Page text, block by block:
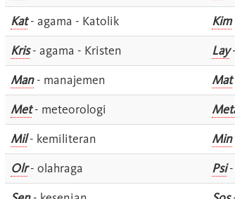
Kat- agama - Katolik Kim
Kris- agama - Kristen Lay
Man- manajemen Mat
Met- meteorologi
Mil- kemiliteran Min
Olr- olahraga Psi-